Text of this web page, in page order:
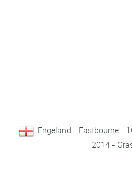
Engeland - Eastbourne -
2014 -